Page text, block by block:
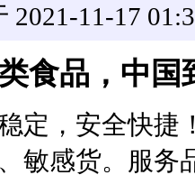
2021-11-17
食品，中
定，安全快捷
敏感货。服务